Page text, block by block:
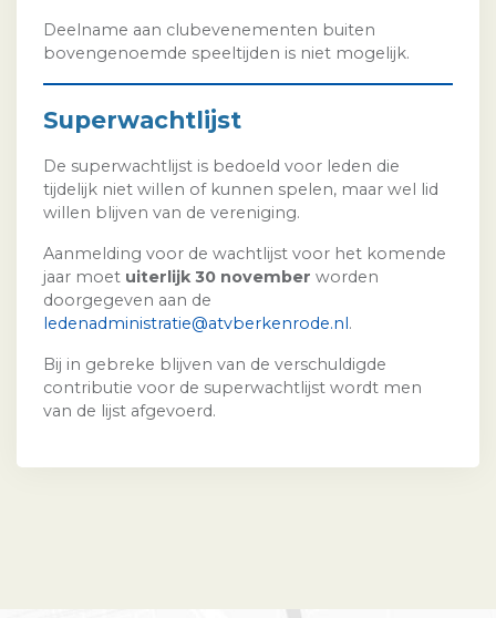
Deelname aan clubevenementen buiten
bovengenoemde speeltijden is niet mogelijk.
Superwachtlijst
De superwachtlijst is bedoeld voor leden die
tijdelijk niet willen of kunnen spelen, maar wel lid
willen blijven van de vereniging.
Aanmelding voor de wachtlijst voor het komende
jaar moet uiterlijk 30 november worden
doorgegeven aan de
ledenadministratie@atvberkenrode.nl.
Bij in gebreke blijven van de verschuldigde
contributie voor de superwachtlijst wordt men
van de lijst afgevoerd.